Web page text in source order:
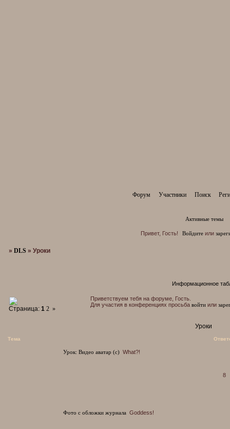
Форум Участники Поиск
Активные темы
Привет, Гость! Войдите или
»DLS »Уроки
Информационное
Приветствуем тебя на форуме, Гость.
Для участия в конференциях просьба войти или
Уроки
Страница:1 2 »
Тема
Урок: Видео аватар (с) What?!
8
Фото с обложки журнала Goddess!